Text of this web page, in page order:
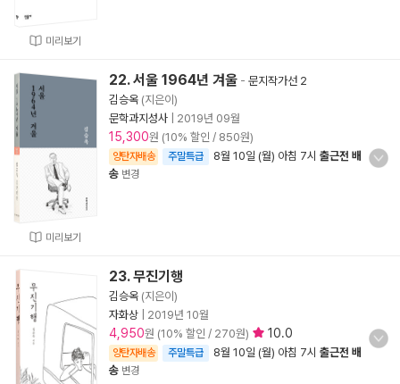
미리보기
미리보기
22. 서울 1964년 겨울 - 문지작가선 2
김승옥 (지은이)
문학과지성사
2019년 09월
15,300원 (10% 할인 / 850원)
양탄자배송 주말특급 8월 10일 (월) 아침 7시 출근전 배
송 변경
23. 무진기행
김승옥 (지은이)
자화상
2019년 10월
4,950원 (10% 할인 / 270원) 10.0
양탄자배송 주말특급 8월 10일 (월) 아침 7시 출근전 배
송 변경